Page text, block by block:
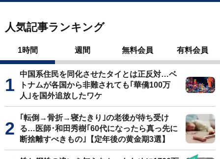
人気記事ランキング
1時間 週間 無料会員 有料会員
中国系住民を同化させたタイとは正反対…ベ
トナムが各国から非難されても｢華僑100万
人｣を国外追放したワケ
｢転倒→骨折→寝たきり｣の老後が待ち受け
る…医師･和田秀樹｢60代になったら真っ先に
断捨離すべきもの｣【定年後の黄金期3選】